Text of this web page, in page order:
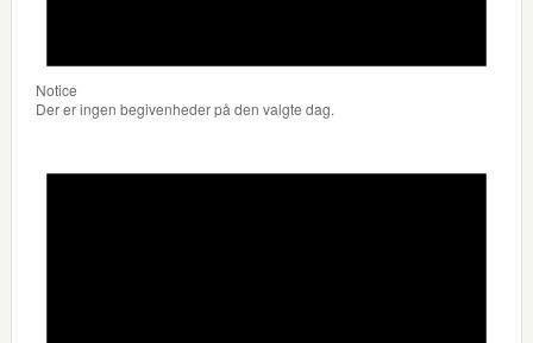
Notice
Der er ingen begivenheder på den valgte dag.